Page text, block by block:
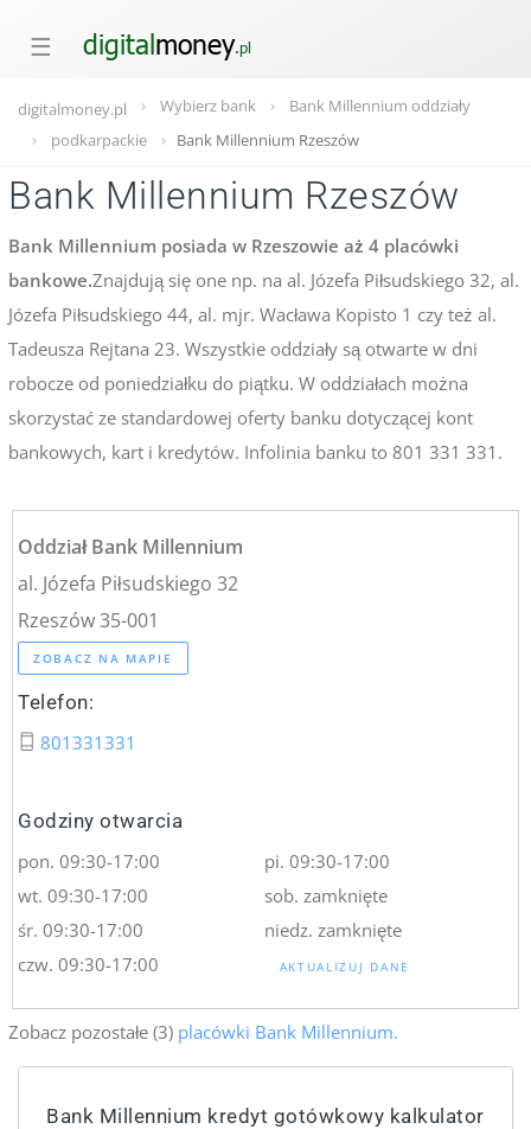
☰
digitalmoney.pl Wybierz bank
Bank Millennium oddziały
podkarpackie
Bank Millennium Rzeszów
Bank Millennium Rzeszów
Bank Millennium posiada w Rzeszowie aż 4 placówki
bankowe.Znajdują się one np. na al. Józefa Piłsudskiego 32, al.
Józefa Piłsudskiego 44, al. mjr. Wacława Kopisto 1 czy też al.
Tadeusza Rejtana 23. Wszystkie oddziały są otwarte w dni
robocze od poniedziałku do piątku. W oddziałach można
skorzystać ze standardowej oferty banku dotyczącej kont
bankowych, kart i kredytów. Infolinia banku to 801 331 331.
Oddział Bank Millennium
al. Józefa Piłsudskiego 32
Rzeszów 35-001
ZOBACZ NA MAPIE
Telefon:
801331331
Godziny otwarcia
pon. 09:30-17:00
wt. 09:30-17:00
śr. 09:30-17:00
czw. 09:30-17:00
pi. 09:30-17:00
sob. zamknięte
niedz. zamknięte
AKTUALIZUJ DANE
Zobacz pozostałe (3) placówki Bank Millennium.
Bank Millennium kredyt gotówkowy kalkulator